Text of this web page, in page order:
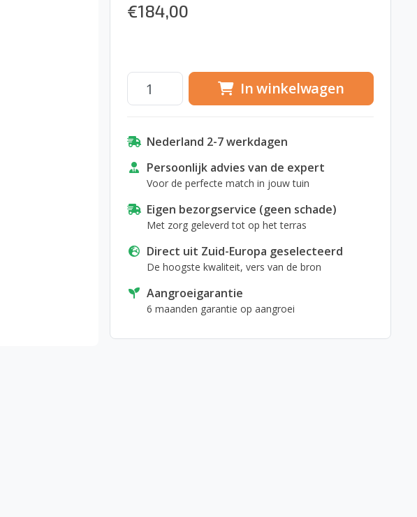
€184,00
In winkelwagen
Nederland 2-7 werkdagen
Persoonlijk advies van de expert
Voor de perfecte match in jouw tuin
Eigen bezorgservice (geen schade)
Met zorg geleverd tot op het terras
Direct uit Zuid-Europa geselecteerd
De hoogste kwaliteit, vers van de bron
Aangroeigarantie
6 maanden garantie op aangroei